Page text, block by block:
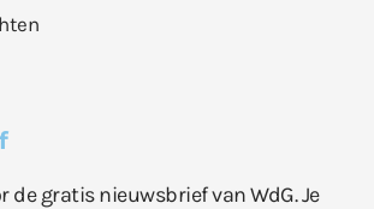
de gratis nieuwsbrief van WdG. Je